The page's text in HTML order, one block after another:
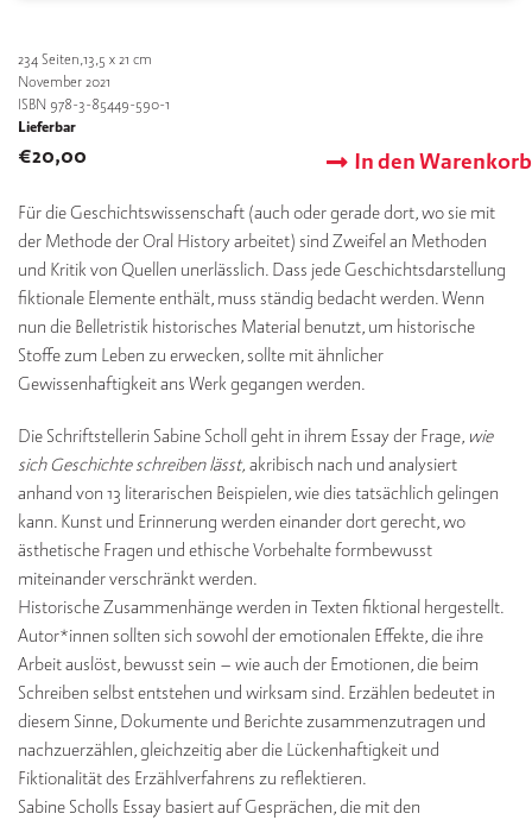
234 Seiten,13,5 x 21 cm
November 2021
ISBN 978-3-85449-590-1
Lieferbar
€20,00 In den Warenkorb
Für die Geschichtswissenschaft (auch oder gerade dort, wo sie mit
der Methode der Oral History arbeitet) sind Zweifel an Methoden
und Kritik von Quellen unerlässlich. Dass jede Geschichtsdarstellung
fiktionale Elemente enthält, muss ständig bedacht werden. Wenn
nun die Belletristik historisches Material benutzt, um historische
Stoffe zum Leben zu erwecken, sollte mit ähnlicher
Gewissenhaftigkeit ans Werk gegangen werden.
Die Schriftstellerin Sabine Scholl geht in ihrem Essay der Frage, wie
sich Geschichte schreiben lässt, akribisch nach und analysiert
anhand von 13 literarischen Beispielen, wie dies tatsächlich gelingen
kann. Kunst und Erinnerung werden einander dort gerecht, wo
ästhetische Fragen und ethische Vorbehalte formbewusst
miteinander verschränkt werden.
Historische Zusammenhänge werden in Texten fiktional hergestellt.
Autor*innen sollten sich sowohl der emotionalen Effekte, die ihre
Arbeit auslöst, bewusst sein – wie auch der Emotionen, die beim
Schreiben selbst entstehen und wirksam sind. Erzählen bedeutet in
diesem Sinne, Dokumente und Berichte zusammenzutragen und
nachzuerzählen, gleichzeitig aber die Lückenhaftigkeit und
Fiktionalität des Erzählverfahrens zu reflektieren.
Sabine Scholls Essay basiert auf Gesprächen, die mit den